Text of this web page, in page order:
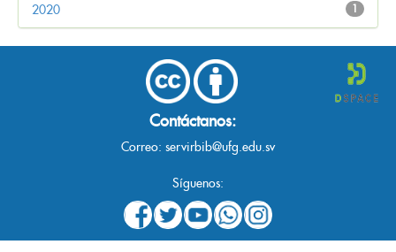
1
2020
Contáctanos:
Correo: servirbib@ufg.edu.sv
Síguenos: